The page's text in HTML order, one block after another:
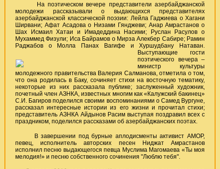
На поэтическом вечере представители азербайджанской
молодежи рассказывали о выдающихся представителях
азербайджанской классической поэзии: Лейла Гаджиева о Хагани
Ширвани; Афат Асадова о Низами Гянджеви; Анар Амрастанов о
Шах Исмаил Хатаи и Имадеддина Насими; Руслан Расулов о
Мухаммед Физули; Иса Байрамов о Мирза Алекбер Сабире; Рамин
Раджабов о Молла Панах Вагифе и Хуршудбану Натаван.
Выступающие гости
поэтического вечера –
министр культуры
молодежного правительства Валерия Салманова, отметила о том,
что она родилась в Баку, сочиняет стихи на восточную тематику,
некоторые из них рассказала публике; заслуженный художник,
почетный член АЗНКА, известных многим как «Калужский бакинец»
С.И. Багиров поделился своими воспоминаниями о Самед Вургуне,
рассказал интересные истории из его жизни и прочитал стихи;
представитель АЗНКА Айдынов Расим выступая поздравил всех с
праздником, поделился рассказами об азербайджанских поэтах.
В завершении под бурные аплодисменты активист АМОР,
певец, исполнитель авторских песен Ниджат Амрастанов
исполнил песню выдающегося певца Муслима Магомаева «Ты моя
мелодия!» и песню собственного сочинения "Люблю тебя".